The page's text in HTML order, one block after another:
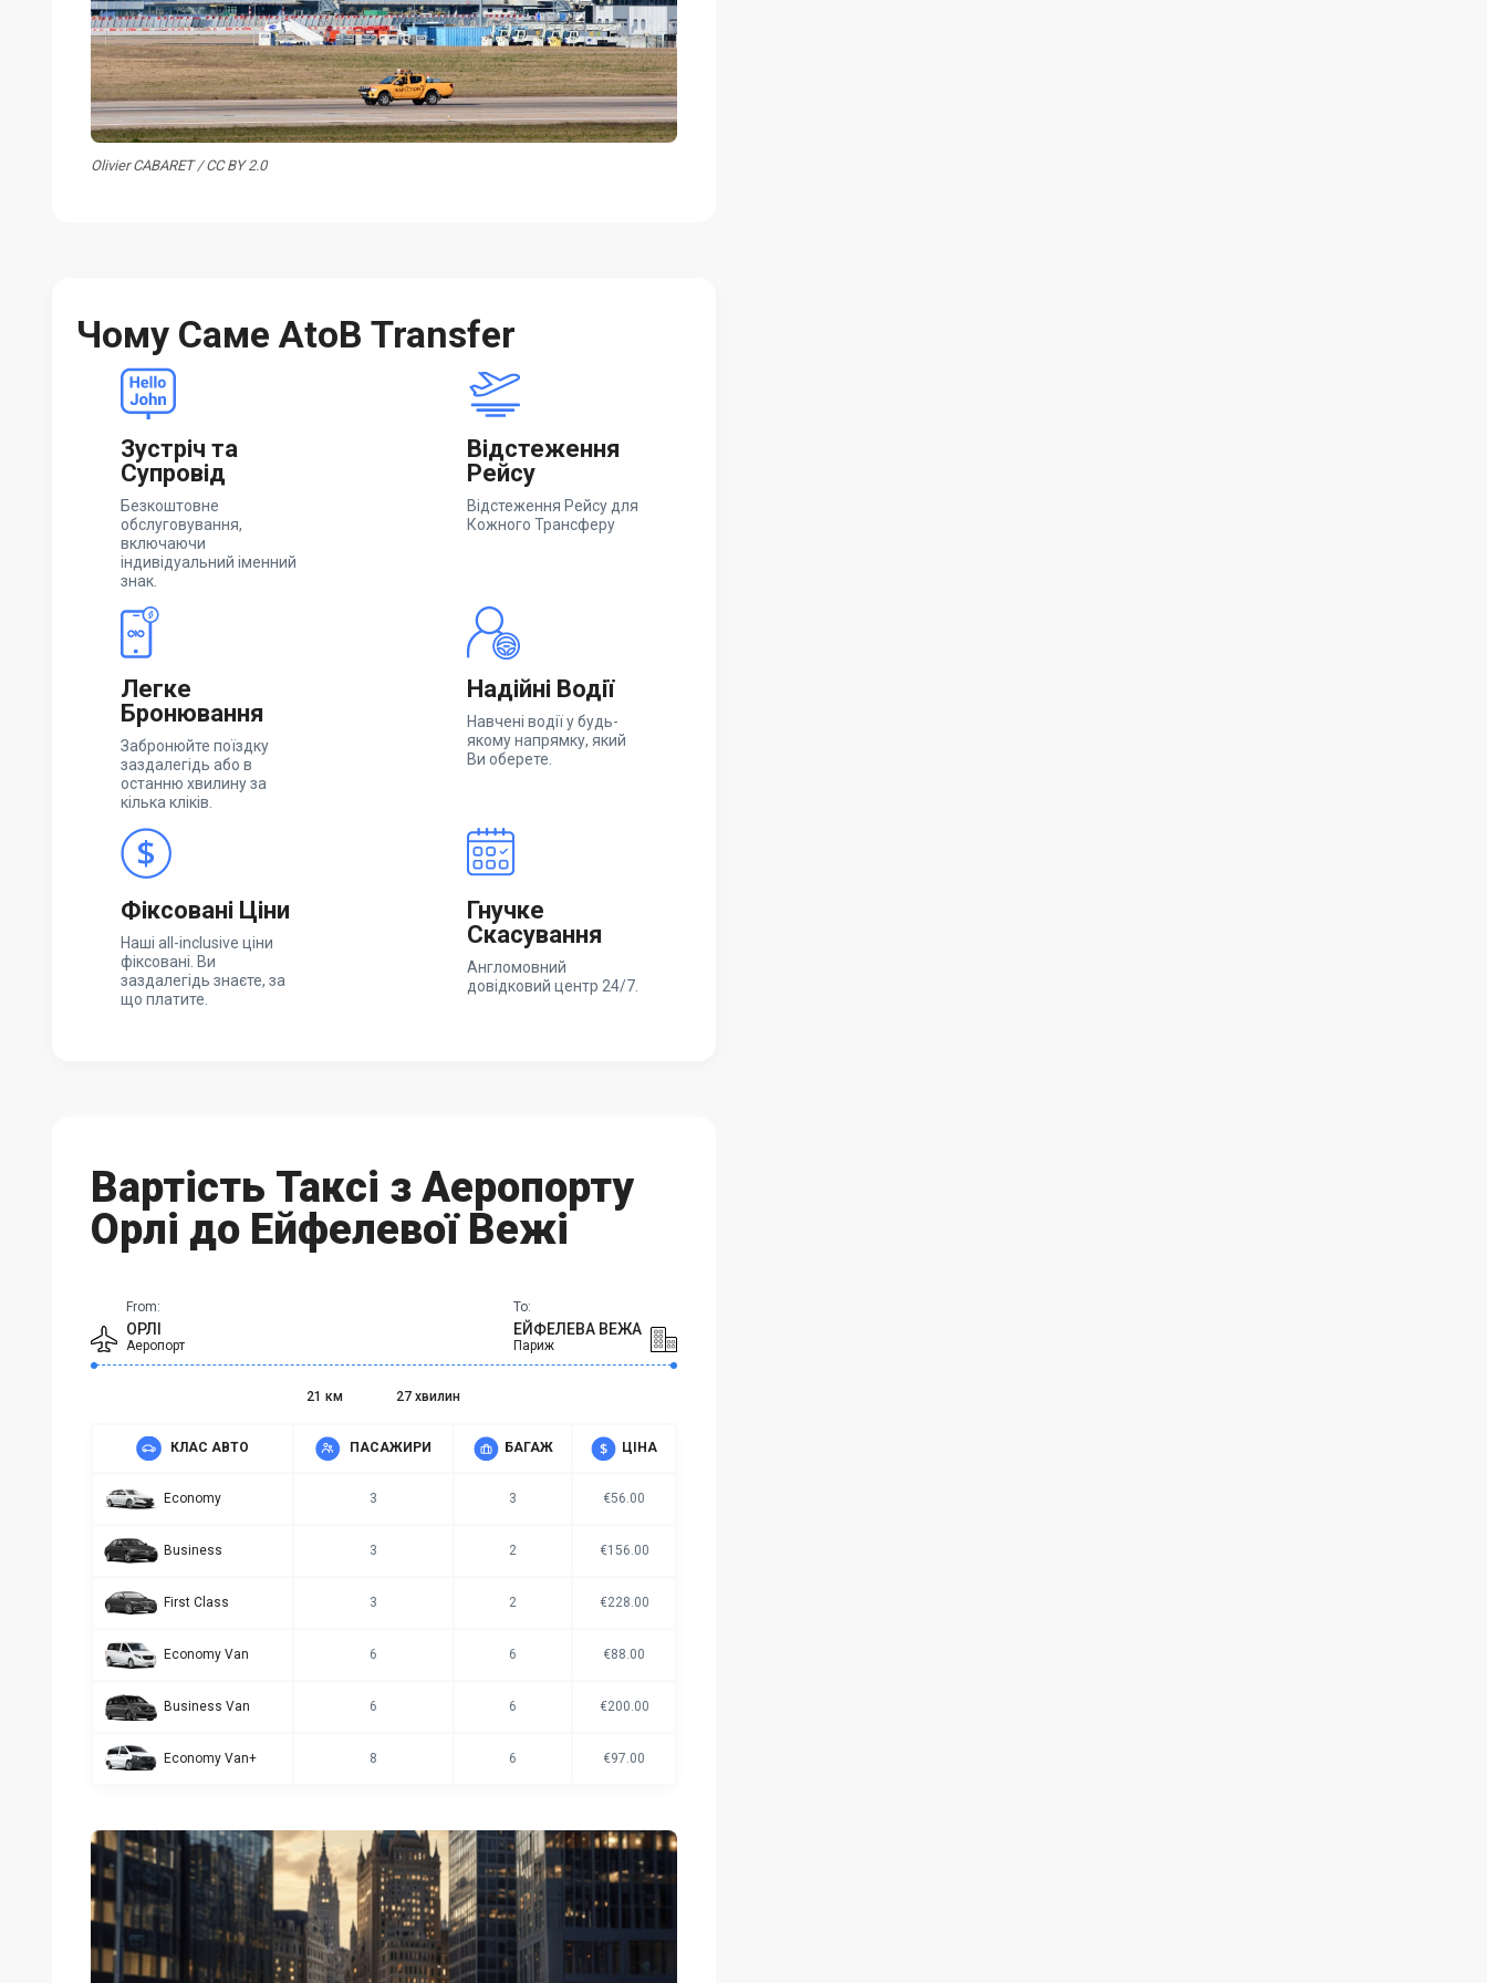
Olivier CABARET / CC BY 2.0
Чому Саме AtoB Transfer
Зустріч та
Супровід
Безкоштовне
обслуговування,
включаючи
індивідуальний іменний
знак.
Відстеження
Рейсу
Відстеження Рейсу для
Кожного Трансферу
Легке
Бронювання
Забронюйте поїздку
заздалегідь або в
останню хвилину за
кілька кліків.
Надійні Водії
Навчені водії у будь-
якому напрямку, який
Ви оберете.
Фіксовані Ціни
Наші all-inclusive ціни
фіксовані. Ви
заздалегідь знаєте, за
що платите.
Гнучке
Скасування
Англомовний
довідковий центр 24/7.
Вартість Таксі з Аеропорту
Орлі до Ейфелевої Вежі
From:
ОРЛІ
Аеропорт
To:
ЕЙФЕЛЕВА ВЕЖА
Париж
21 км 27 хвилин
КЛАС АВТО ПАСАЖИРИ БАГАЖ ЦІНА
Economy 3 3 €56.00
Business 3 2 €156.00
First Class 3 2 €228.00
Economy Van 6 6 €88.00
Business Van 6 6 €200.00
Economy Van+ 8 6 €97.00